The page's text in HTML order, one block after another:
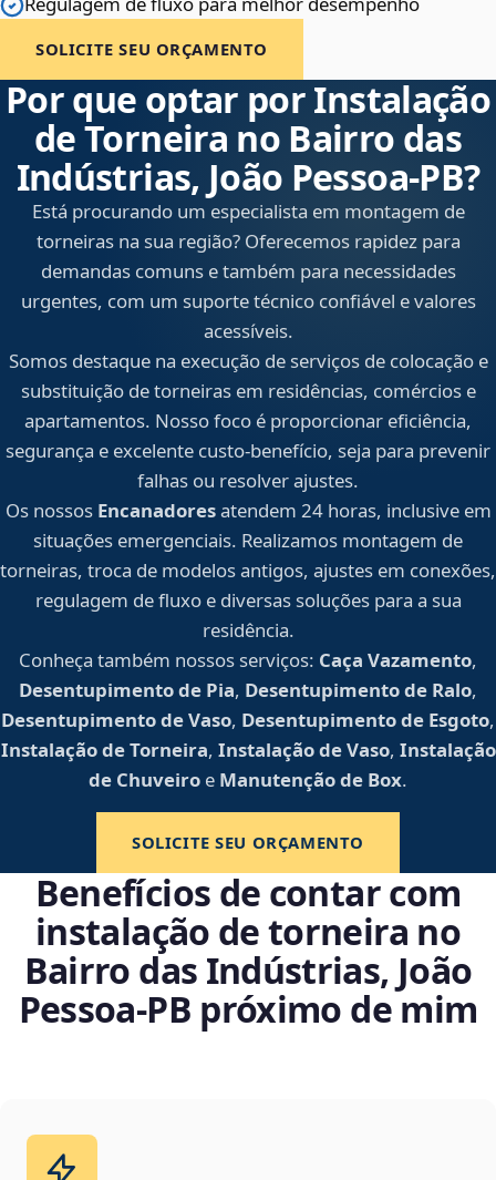
SOLICITE SEU ORÇAMENTO
Por que optar por Instalação
de Torneira no Bairro das
Indústrias, João Pessoa‑PB?
Está procurando um especialista em montagem de
torneiras na sua região? Oferecemos rapidez para
demandas comuns e também para necessidades
urgentes, com um suporte técnico confiável e valores
acessíveis.
Somos destaque na execução de serviços de colocação e
substituição de torneiras em residências, comércios e
apartamentos. Nosso foco é proporcionar eficiência,
segurança e excelente custo-benefício, seja para prevenir
falhas ou resolver ajustes.
Os nossos Encanadoresatendem 24 horas, inclusive em
situações emergenciais. Realizamos montagem de
torneiras, troca de modelos antigos, ajustes em conexões,
regulagem de fluxo e diversas soluções para a sua
residência.
Conheça também nossos serviços: Caça Vazamento,
Desentupimento de Pia, Desentupimento de Ralo,
Desentupimento de Vaso, Desentupimento de Esgoto,
Instalação de Torneira, Instalação de Vaso, Instalação
de Chuveiro e Manutenção de Box.
SOLICITE SEU ORÇAMENTO
Benefícios de contar com
instalação de torneira no
Bairro das Indústrias, João
Pessoa‑PB próximo de mim